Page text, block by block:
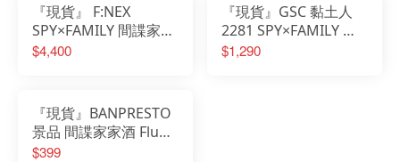
『現貨』 F:NEX
SPY×FAMILY 間諜家家
酒 約兒 佛傑 1/7 PVC
$4,400
『現貨』GSC 黏土人
2281 SPY×FAMILY 間
諜家家酒 Bond 彭德‧佛
$1,290
『現貨』BANPRESTO
景品 間諜家家酒 Fluffy
Puffy 彭德·佛傑 vol.2
$399